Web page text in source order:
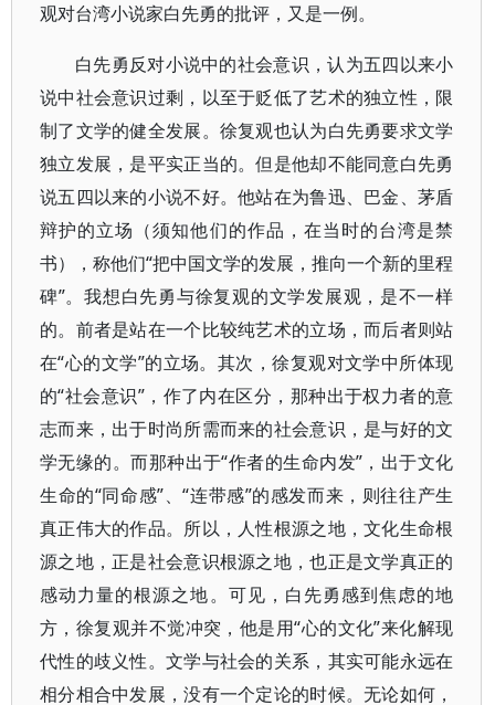
观对台湾小说家白先勇的批评，又是一例。
白先勇反对小说中的社会意识，认为五四以来小
说中社会意识过剩，以至于贬低了艺术的独立性，限
制了文学的健全发展。徐复观也认为白先勇要求文学
独立发展，是平实正当的。但是他却不能同意白先勇
说五四以来的小说不好。他站在为鲁迅、巴金、茅盾
辩护的立场（须知他们的作品，在当时的台湾是禁
书），称他们“把中国文学的发展，推向一个新的里程
碑”。我想白先勇与徐复观的文学发展观，是不一样
的。前者是站在一个比较纯艺术的立场，而后者则站
在“心的文学”的立场。其次，徐复观对文学中所体现
的“社会意识”，作了内在区分，那种出于权力者的意
志而来，出于时尚所需而来的社会意识，是与好的文
学无缘的。而那种出于“作者的生命内发”，出于文化
生命的“同命感”、“连带感”的感发而来，则往往产生
真正伟大的作品。所以，人性根源之地，文化生命根
源之地，正是社会意识根源之地，也正是文学真正的
感动力量的根源之地。可见，白先勇感到焦虑的地
方，徐复观并不觉冲突，他是用“心的文化”来化解现
代性的歧义性。文学与社会的关系，其实可能永远在
相分相合中发展，没有一个定论的时候。无论如何，